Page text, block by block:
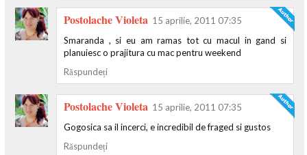
Postolache Violeta 15 aprilie, 2011 07:35
Smaranda , si eu am ramas tot cu macul in gand si
planuiesc o prajitura cu mac pentru weekend
Răspundeți
Postolache Violeta 15 aprilie, 2011 07:35
Gogosica sa il incerci, e incredibil de fraged si gustos
Răspundeți